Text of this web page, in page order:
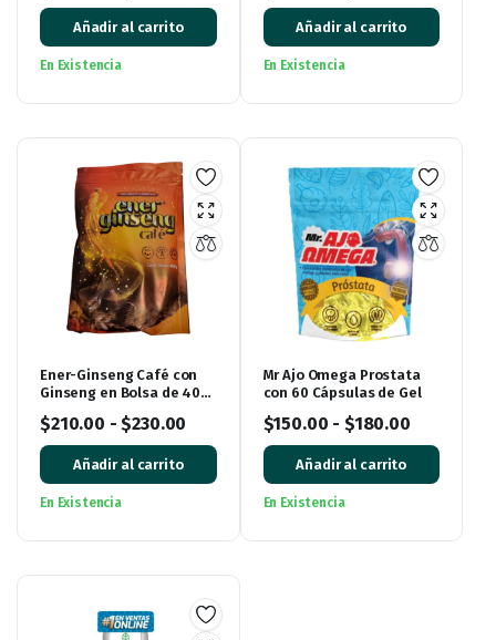
Añadir al carrito
En Existencia
Añadir al carrito
En Existencia
Ener-Ginseng Café con
Ginseng en Bolsa de 400
$210.00 -$230.00
Añadir al carrito
En Existencia
Mr Ajo Omega Prostata
con 60 Cápsulas de Gel
$150.00 - $180.00
Añadir al carrito
En Existencia